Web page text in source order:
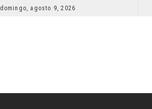
domingo, agosto 9, 2026